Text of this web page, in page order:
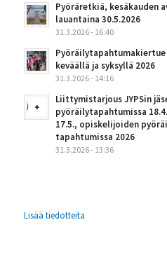
Pyöräretkiä, kesäkauden
lauantaina 30.5.2026
31.3.2026 - 16:40
keväällä ja syksyllä 2026
31.3.2026 - 14:16
Liittymistarjous JYPSin
pyöräilytapahtumissa
17.5., opiskelijoiden
tapahtumissa 2026
31.3.2026 - 13:36
Lisää tiedotteita